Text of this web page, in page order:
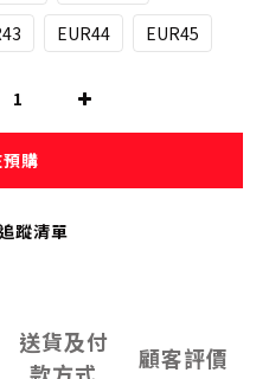
EUR44 EUR45
購
蹤清單
送貨及付
顧客評價